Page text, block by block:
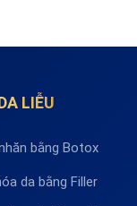
LIỄU
bằng Botox
da bằng Filler